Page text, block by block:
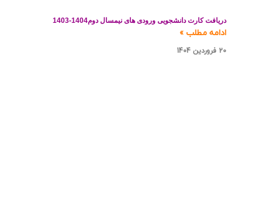
دریافت کارت دانشجویی ورودی های نیمسال دوم1404-1403
ادامه مطلب »
20 فروردین 1404